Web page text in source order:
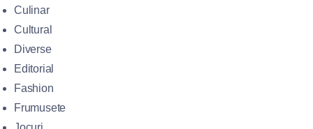
Culinar
Cultural
Diverse
Editorial
Fashion
Frumusete